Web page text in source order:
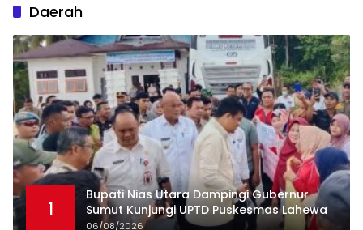
Daerah
1
Bupati Nias Utara Dampingi Gubernur
Sumut Kunjungi UPTD Puskesmas Lahewa
06/08/2026